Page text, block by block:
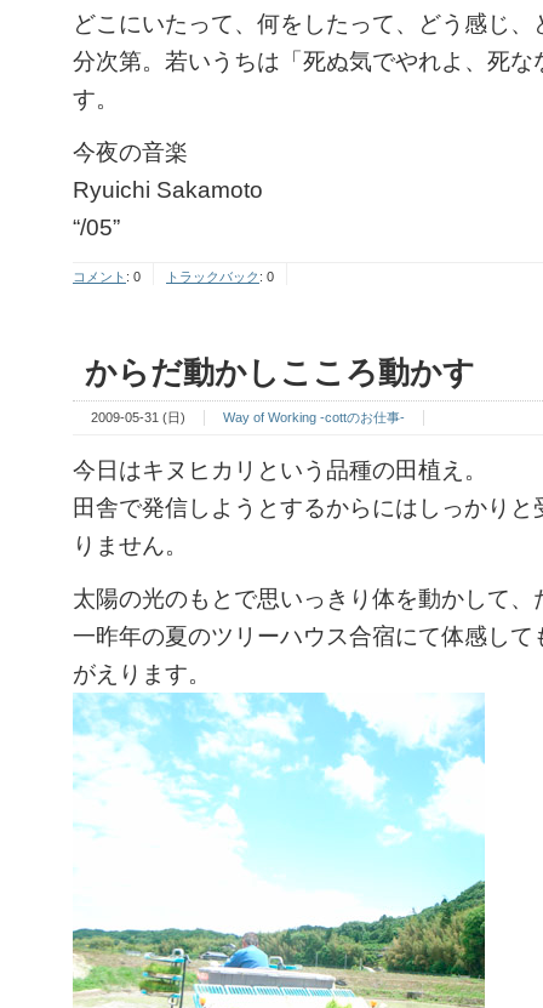
どこにいたって、何をしたって、どう感じ
分次第。若いうちは「死ぬ気でやれよ、死な
す。
今夜の音楽
Ryuichi Sakamoto
“/05”
コメント : 0 トラックバック : 0
からだ動かしこころ動かす
2009-05-31 (日) Way of Working -cottのお仕事-
今日はキヌヒカリという品種の田植え。
田舎で発信しようとするからにはしっかり
りません。
太陽の光のもとで思いっきり体を動かして、
一昨年の夏のツリーハウス合宿にて体感して
がえります。